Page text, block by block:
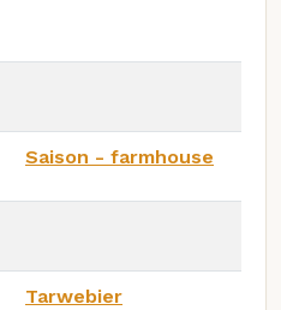
Saison - farmhouse
Tarwebier